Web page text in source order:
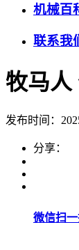
机械百
联系我
牧马人
发布时间：
分享：
微信扫